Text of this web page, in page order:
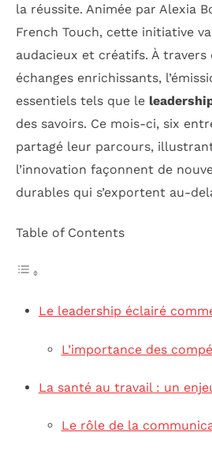
la réussite. Animée par Alexia
French Touch, cette initiative
audacieux et créatifs. À travers
échanges enrichissants,
essentiels tels que le
des savoirs. Ce mois-ci, six
partagé leur parcours,
l’innovation façonnent de
durables qui s’exportent au-
Table of Contents
Le leadership éclairé
L’importance des
La santé au travail : un
Le rôle de la